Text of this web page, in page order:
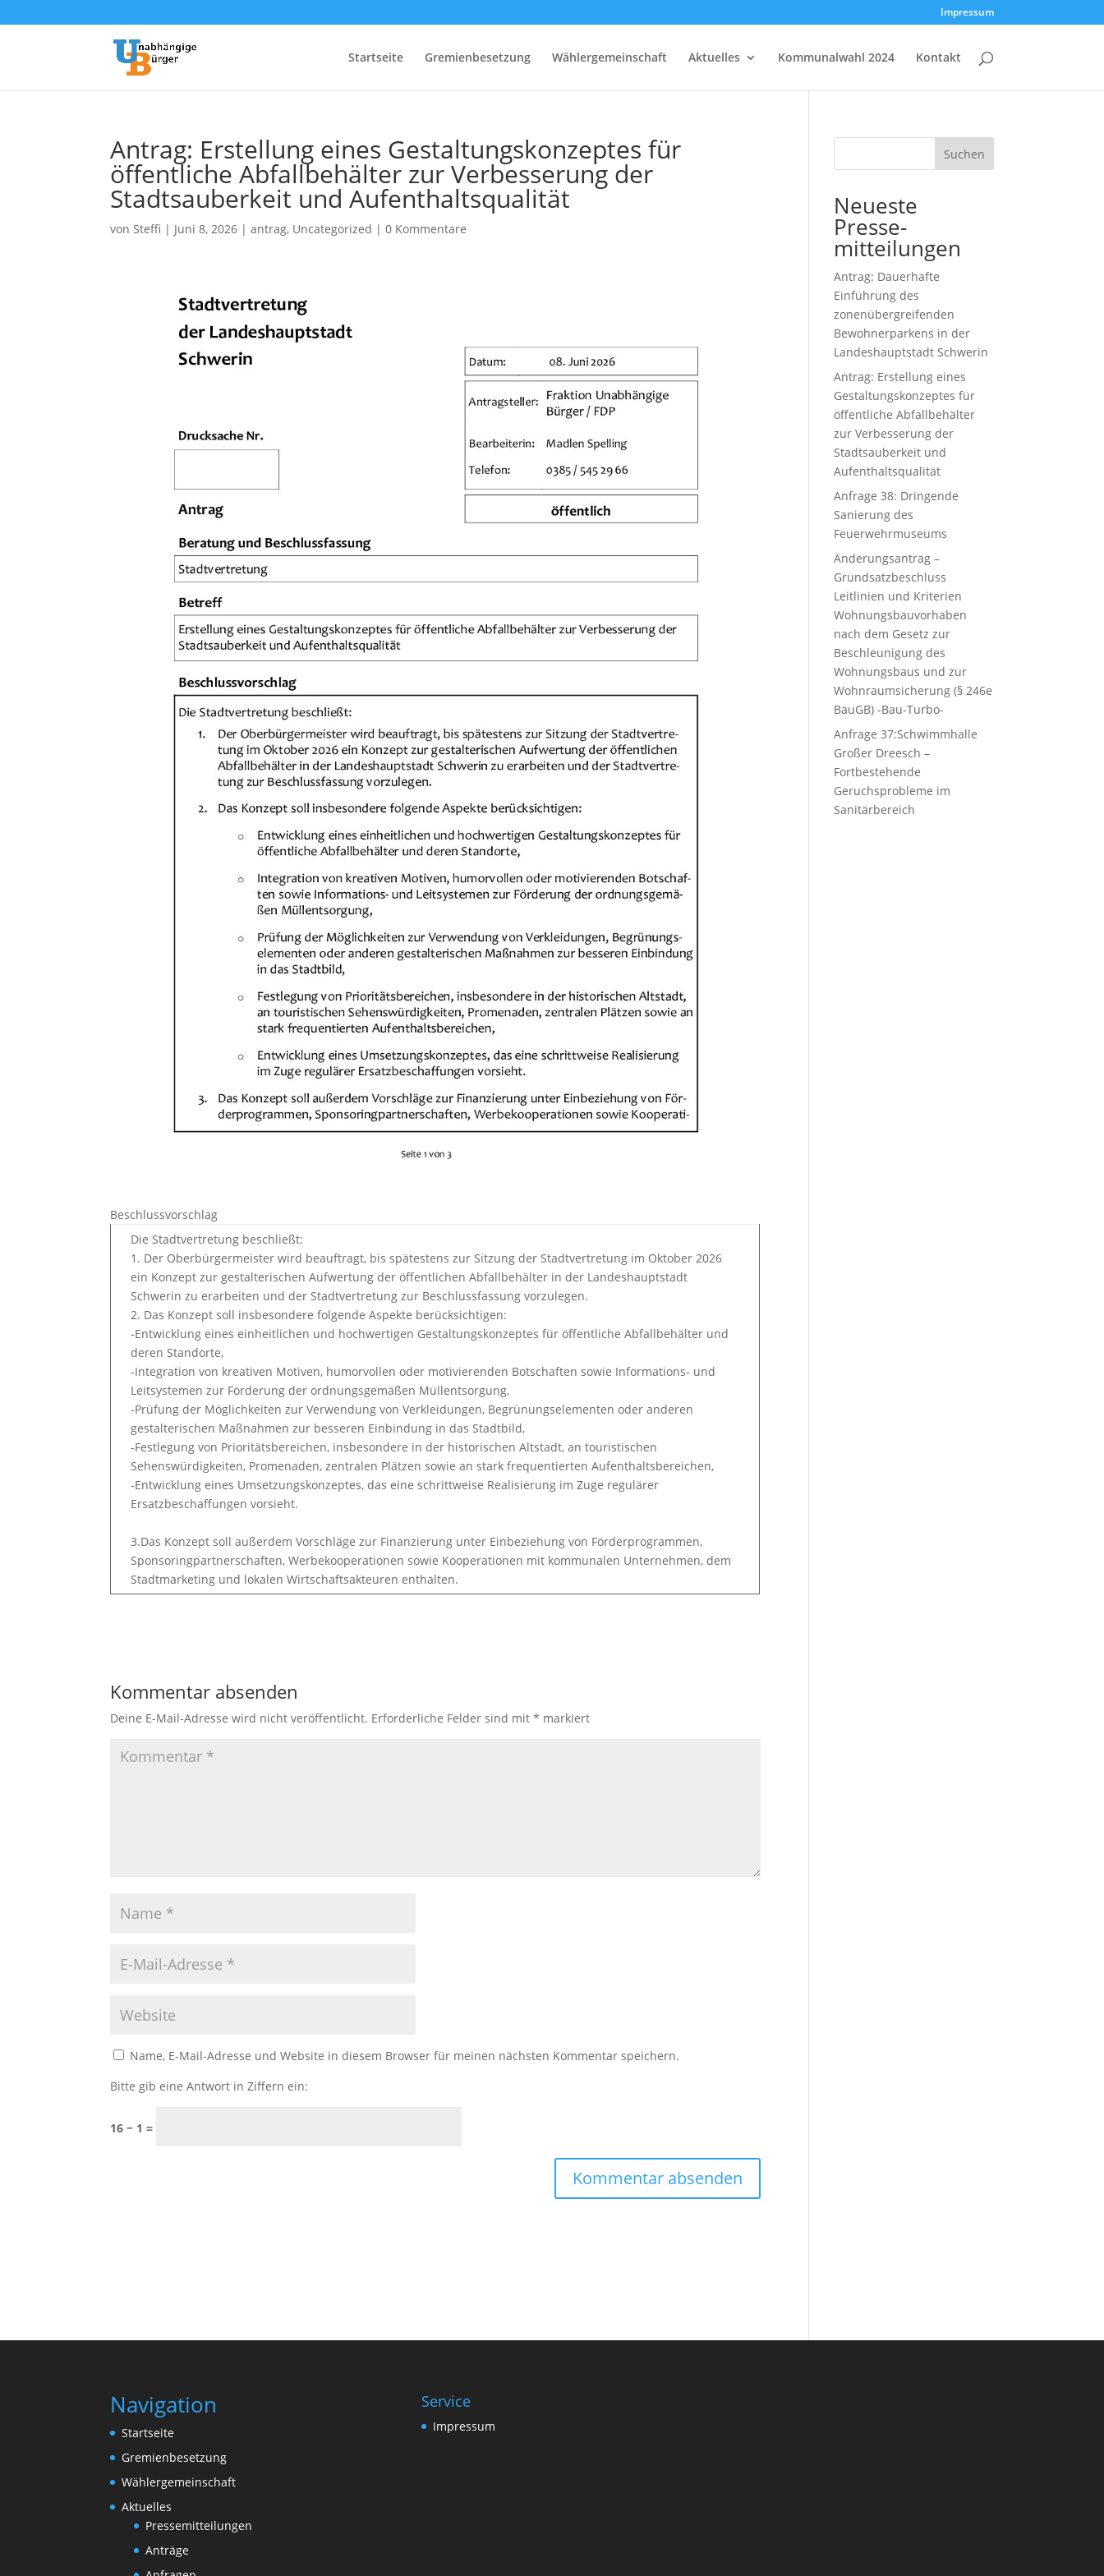
Impressum
Startseite Gremienbesetzung Wählergemeinschaft Aktuelles Kommunalwahl 2024 Kontakt
Antrag: Erstellung eines Gestaltungskonzeptes für
öffentliche Abfallbehälter zur Verbesserung der
Stadtsauberkeit und Aufenthaltsqualität
vonSteffi | Juni 8, 2026 |antrag, Uncategorized |0 Kommentare
Beschlussvorschlag
Die Stadtvertretung beschließt:
1. Der Oberbürgermeister wird beauftragt, bis spätestens zur Sitzung der Stadtvertretung im Oktober 2026
ein Konzept zur gestalterischen Aufwertung der öffentlichen Abfallbehälter in der Landeshauptstadt
Schwerin zu erarbeiten und der Stadtvertretung zur Beschlussfassung vorzulegen.
2. Das Konzept soll insbesondere folgende Aspekte berücksichtigen:
-Entwicklung eines einheitlichen und hochwertigen Gestaltungskonzeptes für öffentliche Abfallbehälter und
deren Standorte,
-Integration von kreativen Motiven, humorvollen oder motivierenden Botschaften sowie Informations- und
Leitsystemen zur Förderung der ordnungsgemäßen Müllentsorgung,
-Prüfung der Möglichkeiten zur Verwendung von Verkleidungen, Begrünungselementen oder anderen
gestalterischen Maßnahmen zur besseren Einbindung in das Stadtbild,
-Festlegung von Prioritätsbereichen, insbesondere in der historischen Altstadt, an touristischen
Sehenswürdigkeiten, Promenaden, zentralen Plätzen sowie an stark frequentierten Aufenthaltsbereichen,
-Entwicklung eines Umsetzungskonzeptes, das eine schrittweise Realisierung im Zuge regulärer
Ersatzbeschaffungen vorsieht.
3.Das Konzept soll außerdem Vorschläge zur Finanzierung unter Einbeziehung von Förderprogrammen,
Sponsoringpartnerschaften, Werbekooperationen sowie Kooperationen mit kommunalen Unternehmen, dem
Stadtmarketing und lokalen Wirtschaftsakteuren enthalten.
Kommentar absenden
Deine E-Mail-Adresse wird nicht veröffentlicht. Erforderliche Felder sind mit* markiert
Name, E-Mail-Adresse und Website in diesem Browser für meinen nächsten Kommentar speichern.
Bitte gib eine Antwort in Ziffern ein:
16 − 1 =
Suchen
Neueste
Presse-
mitteilungen
Antrag: Dauerhafte
Einführung des
zonenübergreifenden
Bewohnerparkens in der
Landeshauptstadt Schwerin
Antrag: Erstellung eines
Gestaltungskonzeptes für
öffentliche Abfallbehälter
zur Verbesserung der
Stadtsauberkeit und
Aufenthaltsqualität
Anfrage 38: Dringende
Sanierung des
Feuerwehrmuseums
Änderungsantrag –
Grundsatzbeschluss
Leitlinien und Kriterien
Wohnungsbauvorhaben
nach dem Gesetz zur
Beschleunigung des
Wohnungsbaus und zur
Wohnraumsicherung (§ 246e
BauGB) -Bau-Turbo-
Anfrage 37:Schwimmhalle
Großer Dreesch –
Fortbestehende
Geruchsprobleme im
Sanitärbereich
Navigation
Startseite
Gremienbesetzung
Wählergemeinschaft
Aktuelles
Pressemitteilungen
Anträge
Service
Impressum